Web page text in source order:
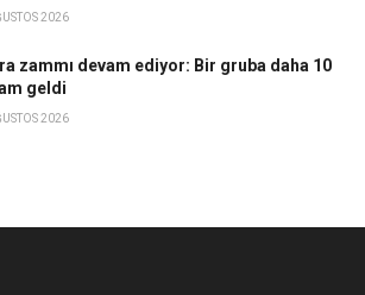
2026
zammı devam ediyor: Bir gruba daha 10
geldi
2026